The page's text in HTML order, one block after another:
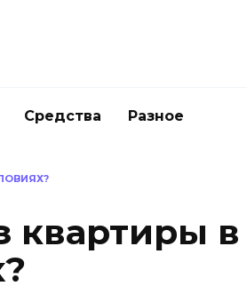
Средства Разное
квартиры в